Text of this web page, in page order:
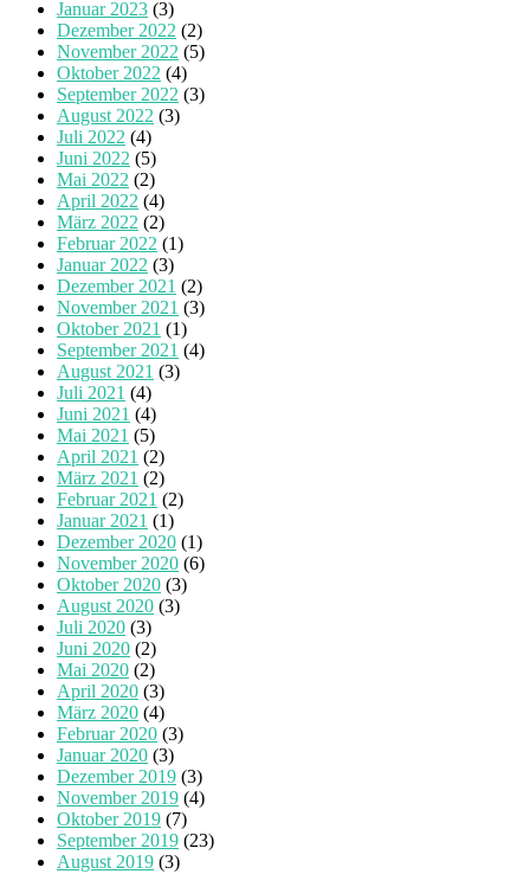
Januar 2023 (3)
Dezember 2022 (2)
November 2022 (5)
Oktober 2022 (4)
September 2022 (3)
August 2022 (3)
Juli 2022 (4)
Juni 2022 (5)
Mai 2022 (2)
April 2022 (4)
März 2022 (2)
Februar 2022 (1)
Januar 2022 (3)
Dezember 2021 (2)
November 2021 (3)
Oktober 2021 (1)
September 2021 (4)
August 2021 (3)
Juli 2021 (4)
Juni 2021 (4)
Mai 2021 (5)
April 2021 (2)
März 2021 (2)
Februar 2021 (2)
Januar 2021 (1)
Dezember 2020 (1)
November 2020 (6)
Oktober 2020 (3)
August 2020 (3)
Juli 2020 (3)
Juni 2020 (2)
Mai 2020 (2)
April 2020 (3)
März 2020 (4)
Februar 2020 (3)
Januar 2020 (3)
Dezember 2019 (3)
November 2019 (4)
Oktober 2019 (7)
September 2019 (23)
August 2019 (3)